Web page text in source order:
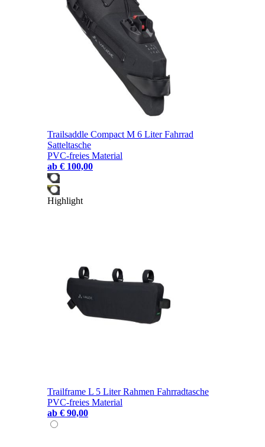
Trailsaddle Compact M 6 Liter Fahrrad
Satteltasche
PVC-freies Material
ab € 100,00
Highlight
Trailframe L 5 Liter Rahmen Fahrradtasche
PVC-freies Material
ab € 90,00